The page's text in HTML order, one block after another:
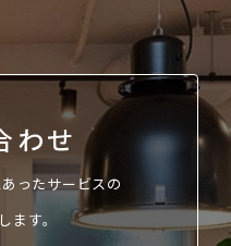
わせ
ったサービスの
ます。